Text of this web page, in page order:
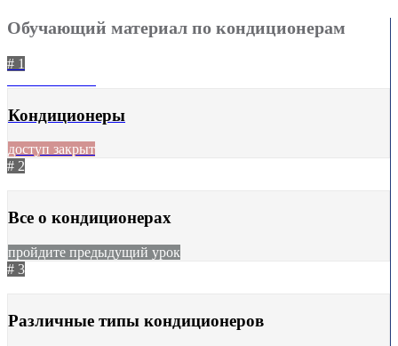
Обучающий материал по кондиционерам
# 1
Кондиционеры
доступ закрыт
# 2
Все о кондиционерах
пройдите предыдущий урок
# 3
Различные типы кондиционеров